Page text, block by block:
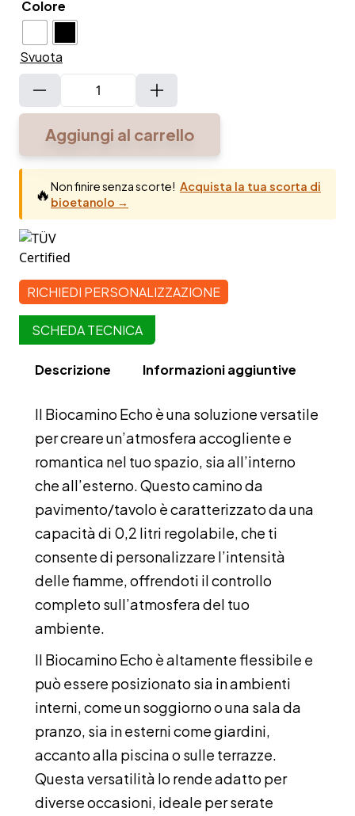
Colore
Svuota
Echo
quantità
Aggiungi al carrello
🔥Non finire senza scorte! Acquista la tua scorta di
bioetanolo →
RICHIEDI PERSONALIZZAZIONE
SCHEDA TECNICA
Descrizione Informazioni aggiuntive
Il Biocamino Echo è una soluzione versatile
per creare un’atmosfera accogliente e
romantica nel tuo spazio, sia all’interno
che all’esterno. Questo camino da
pavimento/tavolo è caratterizzato da una
capacità di 0,2 litri regolabile, che ti
consente di personalizzare l’intensità
delle fiamme, offrendoti il controllo
completo sull’atmosfera del tuo
ambiente.
Il Biocamino Echo è altamente flessibile e
può essere posizionato sia in ambienti
interni, come un soggiorno o una sala da
pranzo, sia in esterni come giardini,
accanto alla piscina o sulle terrazze.
Questa versatilità lo rende adatto per
diverse occasioni, ideale per serate